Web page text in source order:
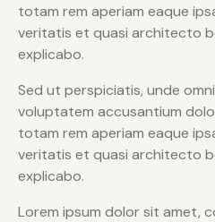
totam rem aperiam eaque
veritatis et quasi architecto
explicabo.
Sed ut perspiciatis, unde
voluptatem accusantium
totam rem aperiam eaque
veritatis et quasi architecto
explicabo.
Lorem ipsum dolor sit amet,